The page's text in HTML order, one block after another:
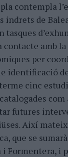
contempla
indrets de
tasques
contacte amb
per
identificació
cinc
futures
Així
que se
i Formentera, i